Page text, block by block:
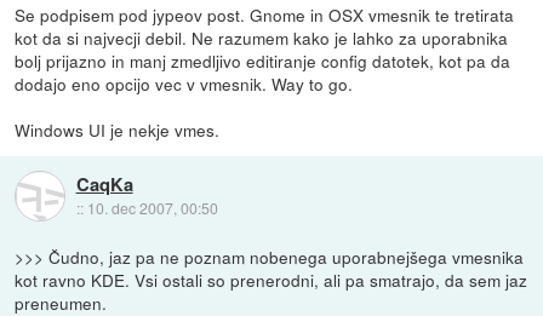
Se podpisem pod jypeov post. Gnome in OSX vmesnik te tretirata
kot da si najvecji debil. Ne razumem kako je lahko za uporabnika
bolj prijazno in manj zmedljivo editiranje config datotek, kot pa da
dodajo eno opcijo vec v vmesnik. Way to go.
Windows UI je nekje vmes.
CaqKa
:: 10. dec 2007, 00:50
>>> Čudno, jaz pa ne poznam nobenega uporabnejšega vmesnika
kot ravno KDE. Vsi ostali so prenerodni, ali pa smatrajo, da sem jaz
preneumen.